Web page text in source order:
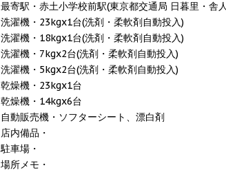
最寄駅・赤土小学校前駅(東京都交通局 日暮里・舎
洗濯機・23kgx1台(洗剤・柔軟剤自動投入)
洗濯機・18kgx1台(洗剤・柔軟剤自動投入)
洗濯機・7kgx2台(洗剤・柔軟剤自動投入)
洗濯機・5kgx2台(洗剤・柔軟剤自動投入)
乾燥機・23kgx1台
乾燥機・14kgx6台
自動販売機・ソフターシート、漂白剤
店内備品・
駐車場・
場所メモ・